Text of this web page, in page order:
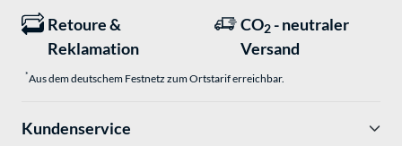
Retoure &
Reklamation
CO2 - neutraler
Versand
*Aus dem deutschem Festnetz zum Ortstarif erreichbar.
Kundenservice